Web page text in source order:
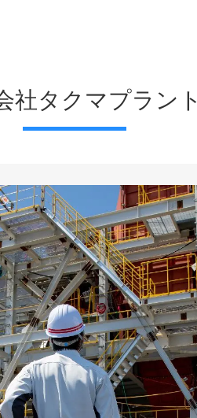
社タクマプラント